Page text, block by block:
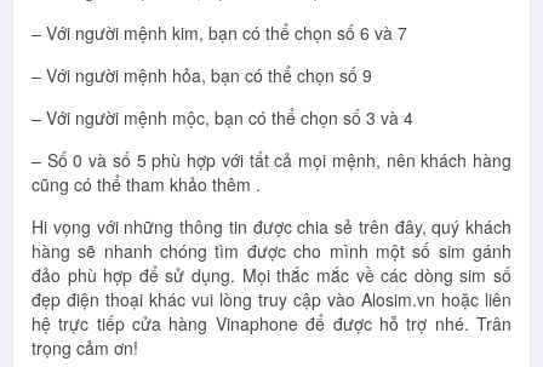
– Với người mệnh kim, bạn có thể chọn số 6 và 7
– Với người mệnh hỏa, bạn có thể chọn số 9
– Với người mệnh mộc, bạn có thể chọn số 3 và 4
– Số 0 và số 5 phù hợp với tất cả mọi mệnh, nên khách hàng
cũng có thể tham khảo thêm .
Hi vọng với những thông tin được chia sẻ trên đây, quý khách
hàng sẽ nhanh chóng tìm được cho mình một số sim gánh
đảo phù hợp để sử dụng. Mọi thắc mắc về các dòng sim số
đẹp điện thoại khác vui lòng truy cập vào Alosim.vn hoặc liên
hệ trực tiếp cửa hàng Vinaphone để được hỗ trợ nhé. Trân
trọng cảm ơn!